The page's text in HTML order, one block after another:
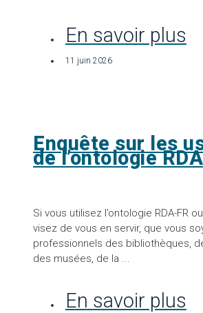
En savoir plus
11 juin 2026
Enquête sur les
de l’ontologie
Si vous utilisez l’ontologie RDA-FR ou que vous
visez de vous en servir, que vous
professionnels des bibliothèques,
des musées, de la ...
En savoir plus